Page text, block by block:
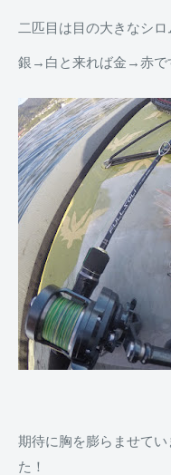
二匹目は目の大きなシロ
銀→白と来れば金→赤で
期待に胸を膨らませて
た！